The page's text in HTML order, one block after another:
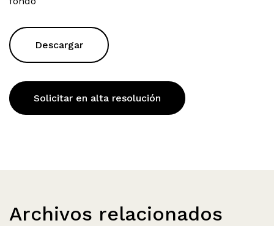
Descargar
Solicitar en alta resolución
Archivos relacionados